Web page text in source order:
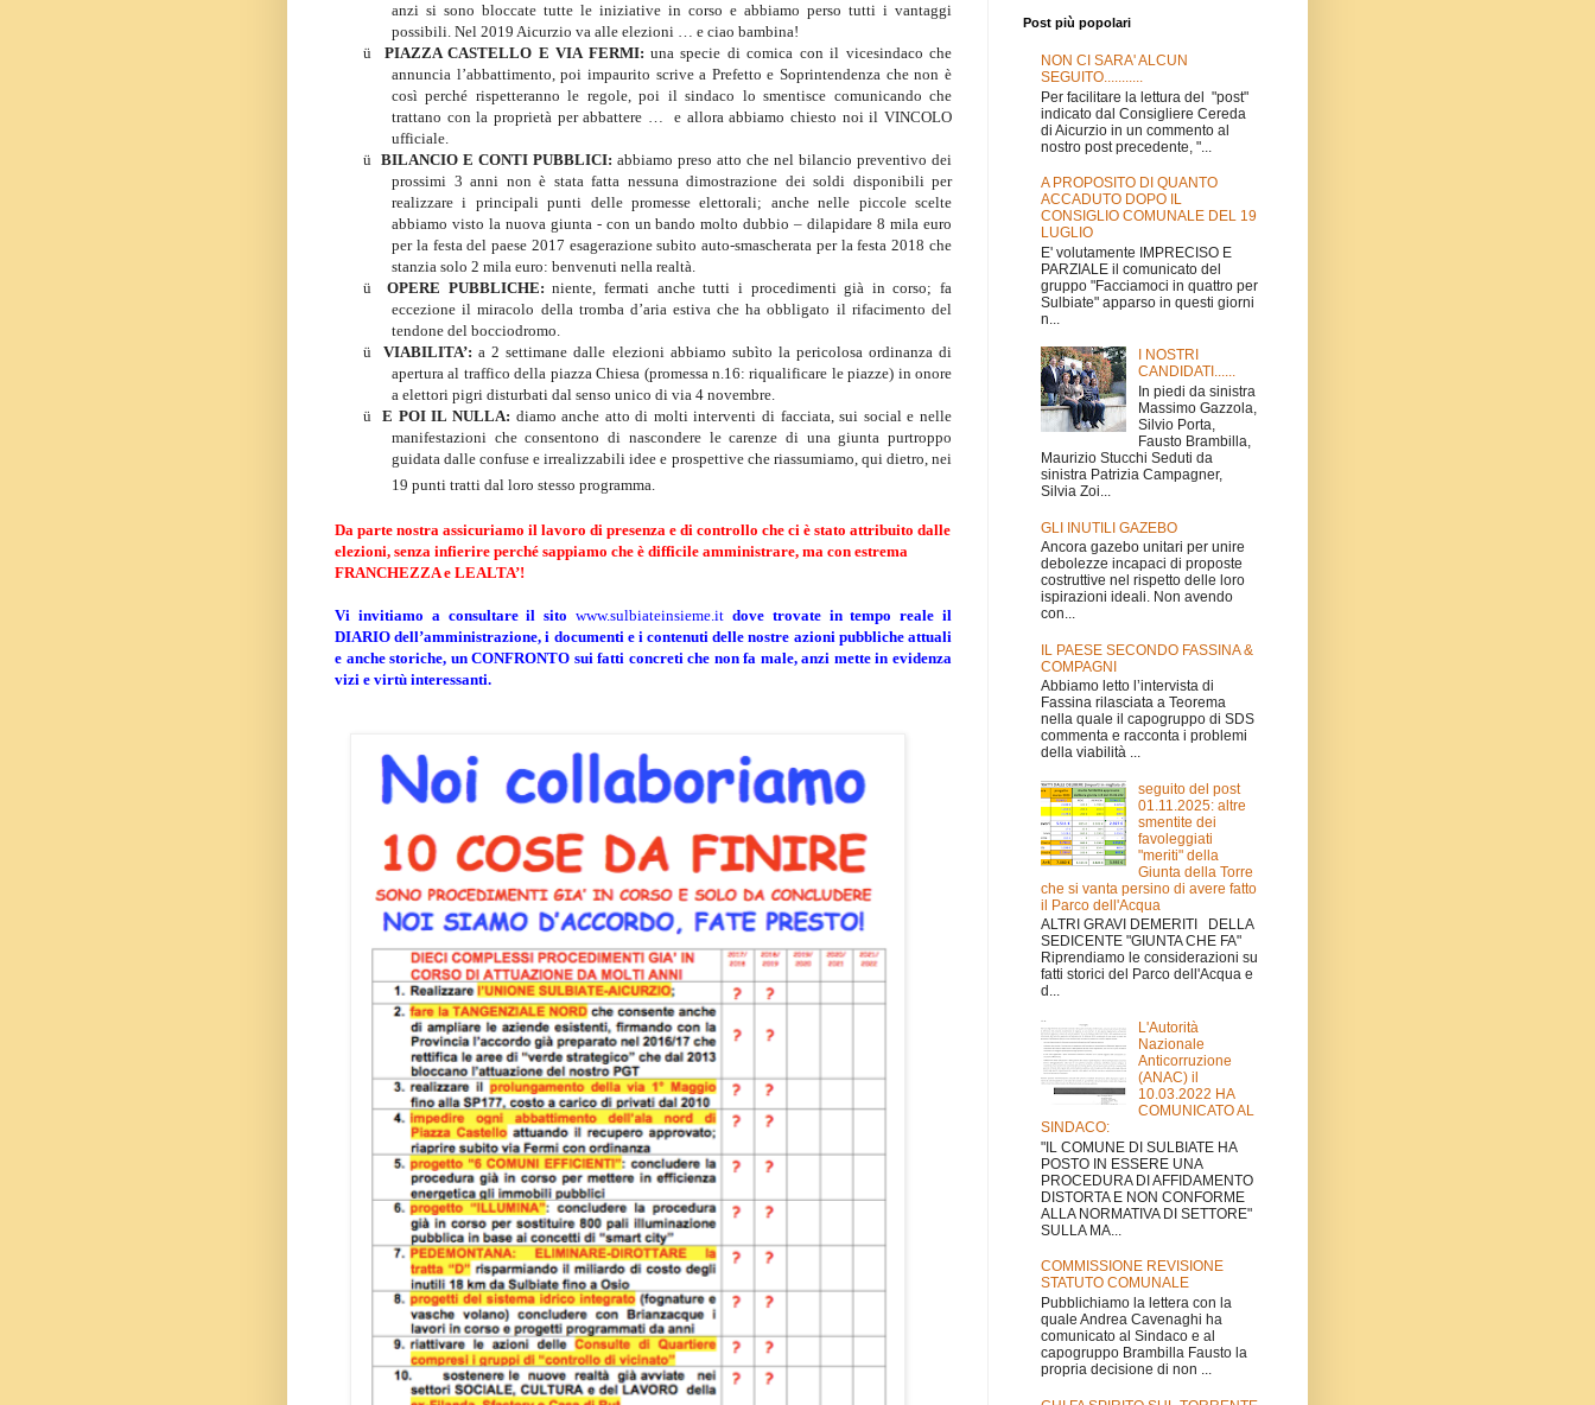
anzi si sono bloccate tutte le iniziative in corso e abbiamo perso tutti i vantaggi
possibili. Nel 2019 Aicurzio va alle elezioni … e ciao bambina!
ü
PIAZZA CASTELLO E VIA FERMI:una specie di comica con il vicesindaco che
annuncia l’abbattimento, poi impaurito scrive a Prefetto e Soprintendenza che non è
così perché rispetteranno le regole, poi il sindaco lo smentisce comunicando che
trattano con la proprietà per abbattere …
e allora abbiamo chiesto noi il VINCOLO
ufficiale.
ü BILANCIO E CONTI PUBBLICI: abbiamo preso atto che nel bilancio preventivo dei
prossimi 3 anni non è stata fatta nessuna dimostrazione dei soldi disponibili per
realizzare i principali punti delle promesse elettorali; anche nelle piccole scelte
abbiamo visto la nuova giunta - con un bando molto dubbio – dilapidare 8 mila euro
per la festa del paese 2017 esagerazione subito auto-smascherata per la festa 2018 che
stanzia solo 2 mila euro: benvenuti nella realtà.
ü
OPERE PUBBLICHE:niente, fermati anche tutti i procedimenti già in corso; fa
eccezione il miracolo della tromba d’aria estiva che ha obbligato il rifacimento del
tendone del bocciodromo.
ü
VIABILITA’:a 2 settimane dalle elezioni abbiamo subìto la pericolosa ordinanza di
apertura al traffico della piazza Chiesa (promessa n.16: riqualificare le piazze) in onore
a elettori pigri disturbati dal senso unico di via 4 novembre.
ü
E POI IL NULLA: diamo anche atto di molti interventi di facciata, sui social e nelle
manifestazioni che consentono di nascondere le carenze di una giunta purtroppo
guidata dalle confuse e irrealizzabili idee e prospettive che riassumiamo, qui dietro, nei
19 punti tratti dal loro stesso programma.
Da parte nostra assicuriamo il lavoro di presenza e di controllo che ci è stato attribuito dalle
elezioni, senza infierire perché sappiamo che è difficile amministrare, ma con estrema
FRANCHEZZA e LEALTA’!
Vi invitiamo a consultare il sito www.sulbiateinsieme.it dove trovate in tempo reale il
DIARIO dell’amministrazione, i documenti e i contenuti delle nostre azioni pubbliche attuali
e anche storiche, un CONFRONTO sui fatti concreti che non fa male, anzi mette in evidenza
vizi e virtù interessanti.
Post più popolari
NON CI SARA' ALCUN
SEGUITO...........
Per facilitare la lettura del "post"
indicato dal Consigliere Cereda
di Aicurzio in un commento al
nostro post precedente, "...
A PROPOSITO DI QUANTO
ACCADUTO DOPO IL
CONSIGLIO COMUNALE DEL 19
LUGLIO
E' volutamente IMPRECISO E
PARZIALE il comunicato del
gruppo "Facciamoci in quattro per
Sulbiate" apparso in questi giorni
n...
I NOSTRI
CANDIDATI......
In piedi da sinistra
Massimo Gazzola,
Silvio Porta,
Fausto Brambilla,
Maurizio Stucchi Seduti da
sinistra Patrizia Campagner,
Silvia Zoi...
GLI INUTILI GAZEBO
Ancora gazebo unitari per unire
debolezze incapaci di proposte
costruttive nel rispetto delle loro
ispirazioni ideali. Non avendo
con...
IL PAESE SECONDO FASSINA &
COMPAGNI
Abbiamo letto l’intervista di
Fassina rilasciata a Teorema
nella quale il capogruppo di SDS
commenta e racconta i problemi
della viabilità ...
seguito del post
01.11.2025: altre
smentite dei
favoleggiati
"meriti" della
Giunta della Torre
che si vanta persino di avere fatto
il Parco dell'Acqua
ALTRI GRAVI DEMERITI DELLA
SEDICENTE "GIUNTA CHE FA"
Riprendiamo le considerazioni su
fatti storici del Parco dell'Acqua e
d...
L'Autorità
Nazionale
Anticorruzione
(ANAC) il
10.03.2022 HA
COMUNICATO AL
SINDACO:
"IL COMUNE DI SULBIATE HA
POSTO IN ESSERE UNA
PROCEDURA DI AFFIDAMENTO
DISTORTA E NON CONFORME
ALLA NORMATIVA DI SETTORE"
SULLA MA...
COMMISSIONE REVISIONE
STATUTO COMUNALE
Pubblichiamo la lettera con la
quale Andrea Cavenaghi ha
comunicato al Sindaco e al
capogruppo Brambilla Fausto la
propria decisione di non ...